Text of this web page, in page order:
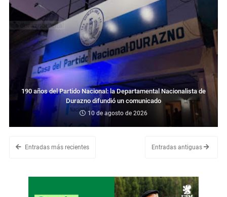
190 años del Partido Nacional: la Departamental Nacionalista de
Durazno difundió un comunicado
10 de agosto de 2026
Entradas más recientes Entradas antiguas